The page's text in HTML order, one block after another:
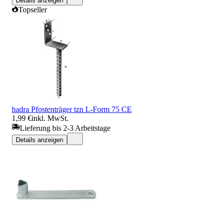
Topseller
hadra Pfostenträger tzn L-Form 75 CE
1,99 €inkl. MwSt.
Lieferung bis 2-3 Arbeitstage
Details anzeigen